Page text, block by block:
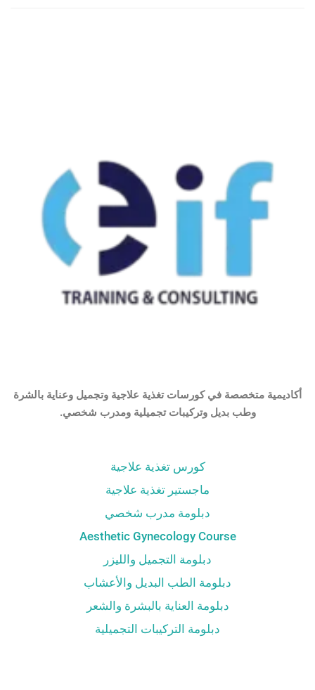
أكاديمية متخصصة في كورسات تغذية علاجية وتجميل وعناية بالشرة
وطب بديل وتركيبات تجميلية ومدرب شخصي.
كورس تغذية علاجية
ماجستير تغذية علاجية
دبلومة مدرب شخصي
Aesthetic Gynecology Course
دبلومة التجميل والليزر
دبلومة الطب البديل والأعشاب
دبلومة العناية بالبشرة والشعر
دبلومة التركيبات التجميلية